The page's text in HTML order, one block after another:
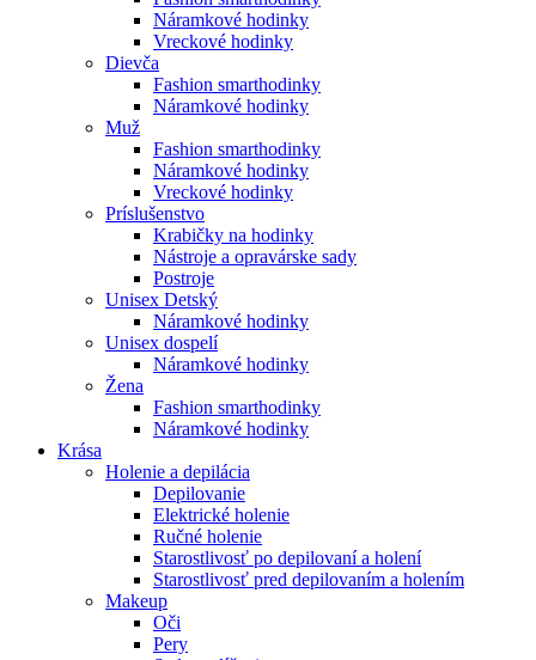
Náramkové hodinky
Vreckové hodinky
Dievča
Fashion smarthodinky
Náramkové hodinky
Muž
Fashion smarthodinky
Náramkové hodinky
Vreckové hodinky
Príslušenstvo
Krabičky na hodinky
Nástroje a opravárske sady
Postroje
Unisex Detský
Náramkové hodinky
Unisex dospelí
Náramkové hodinky
Žena
Fashion smarthodinky
Náramkové hodinky
Krása
Holenie a depilácia
Depilovanie
Elektrické holenie
Ručné holenie
Starostlivosť po depilovaní a holení
Starostlivosť pred depilovaním a holením
Makeup
Oči
Pery